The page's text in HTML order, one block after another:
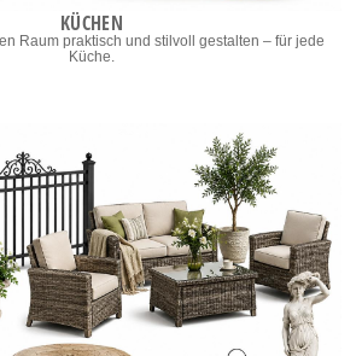
KÜCHEN
Raum praktisch und stilvoll gestalten – für jede
Küche.